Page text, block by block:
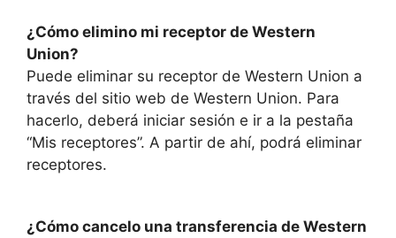
¿Cómo elimino mi receptor de Western
Union?
Puede eliminar su receptor de Western Union a
través del sitio web de Western Union. Para
hacerlo, deberá iniciar sesión e ir a la pestaña
“Mis receptores”. A partir de ahí, podrá eliminar
receptores.
¿Cómo cancelo una transferencia de Western